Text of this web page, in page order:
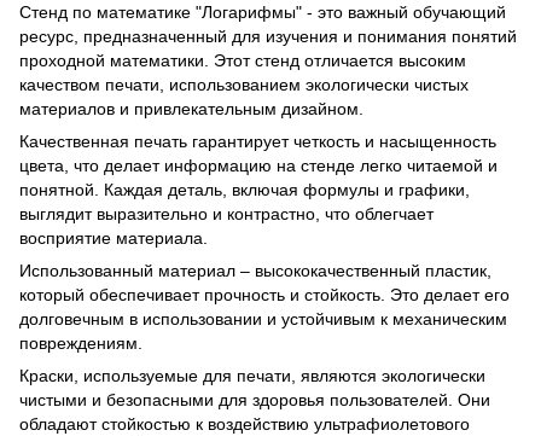
Стенд по математике "Логарифмы" - это важный обучающий
ресурс, предназначенный для изучения и понимания понятий
проходной математики. Этот стенд отличается высоким
качеством печати, использованием экологически чистых
материалов и привлекательным дизайном.
Качественная печать гарантирует четкость и насыщенность
цвета, что делает информацию на стенде легко читаемой и
понятной. Каждая деталь, включая формулы и графики,
выглядит выразительно и контрастно, что облегчает
восприятие материала.
Использованный материал – высококачественный пластик,
который обеспечивает прочность и стойкость. Это делает его
долговечным в использовании и устойчивым к механическим
повреждениям.
Краски, используемые для печати, являются экологически
чистыми и безопасными для здоровья пользователей. Они
обладают стойкостью к воздействию ультрафиолетового